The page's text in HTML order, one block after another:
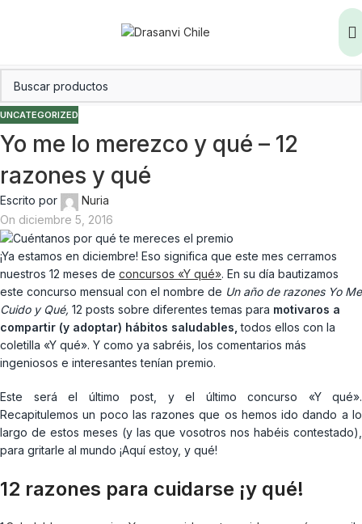
UNCATEGORIZED
Yo me lo merezco y qué – 12
razones y qué
Escrito por
Nuria
On diciembre 5, 2016
¡Ya estamos en diciembre! Eso significa que este mes cerramos
nuestros 12 meses de concursos «Y qué». En su día bautizamos
este concurso mensual con el nombre de Un año de razones Yo Me
Cuido y Qué, 12 posts sobre diferentes temas para motivaros a
compartir (y adoptar) hábitos saludables,todos ellos con la
coletilla «Y qué». Y como ya sabréis, los comentarios más
ingeniosos e interesantes tenían premio.
Este será el último post, y el último concurso «Y qué».
Recapitulemos un poco las razones que os hemos ido dando a lo
largo de estos meses (y las que vosotros nos habéis contestado),
para gritarle al mundo ¡Aquí estoy, y qué!
12 razones para cuidarse ¡y qué!